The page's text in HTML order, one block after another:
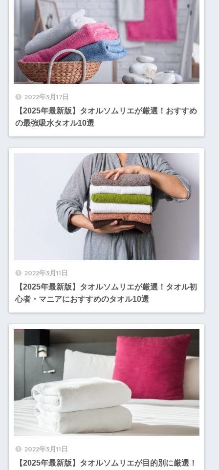
2022年3月17日
【2025年最新版】タオルソムリエが厳選！おすすめ
の最強吸水タオル10選
2022年3月11日
【2025年最新版】タオルソムリエが厳選！タオル初
心者・マニアにおすすめのタオル10選
2022年3月11日
【2025年最新版】タオルソムリエが目的別に厳選！